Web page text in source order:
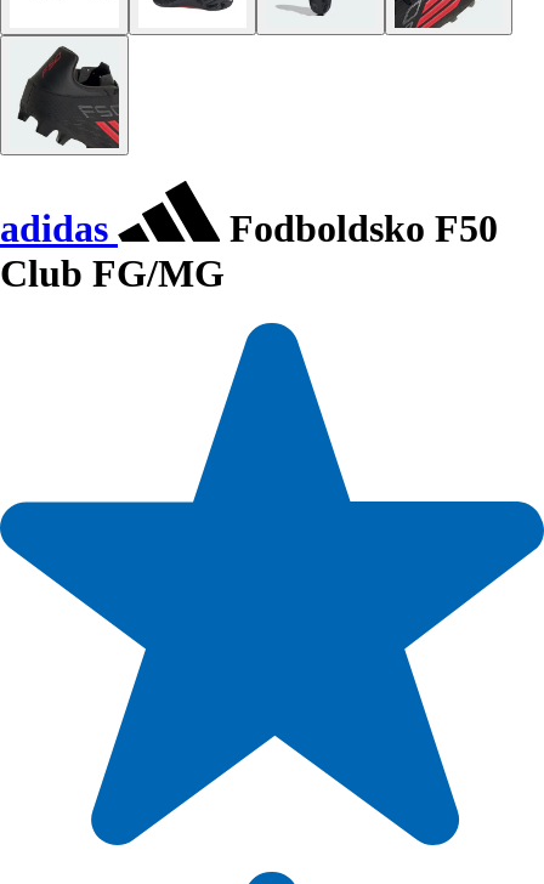
adidas
Fodboldsko F50
Club FG/MG